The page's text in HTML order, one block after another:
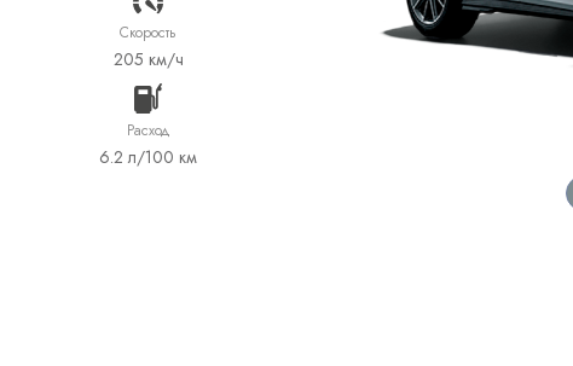
Cкорость
205 км/ч
Расход
6.2 л/100 км